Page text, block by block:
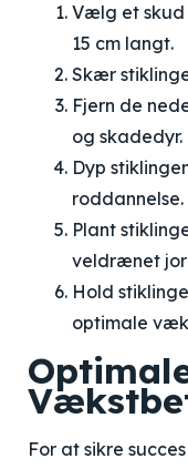
Vælg et skud
15 cm langt.
Skær
Fjern de
og skadedyr.
Dyp
roddannelse.
Plant
veldrænet
Hold
optimale
For at sikre